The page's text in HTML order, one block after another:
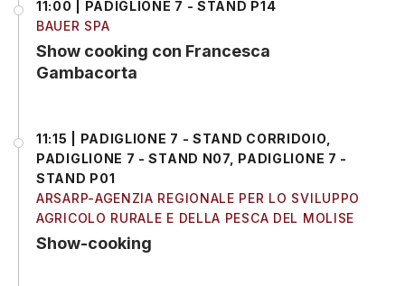
11:00 | PADIGLIONE 7 - STAND P14
BAUER SPA
Show cooking con Francesca
Gambacorta
11:15 | PADIGLIONE 7 - STAND CORRIDOIO,
PADIGLIONE 7 - STAND N07, PADIGLIONE 7 -
STAND P01
ARSARP-AGENZIA REGIONALE PER LO SVILUPPO
AGRICOLO RURALE E DELLA PESCA DEL MOLISE
Show-cooking